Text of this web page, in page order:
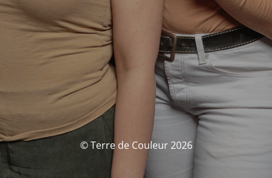
© Terre de Couleur 2026